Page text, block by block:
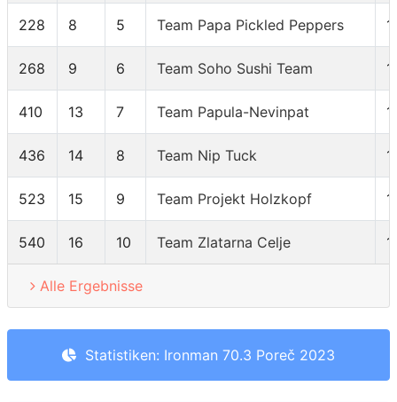
228 8 5 Team Papa Pickled Peppers
268 9 6 Team Soho Sushi Team
410 13 7 Team Papula-Nevinpat
436 14 8 Team Nip Tuck
523 15 9 Team Projekt Holzkopf
540 16 10 Team Zlatarna Celje
Alle Ergebnisse
Statistiken: Ironman 70.3 Poreč 2023